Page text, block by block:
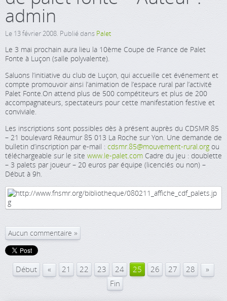
admin
Le 13 février 2008. Publié dans Palet
Le 3 mai prochain aura lieu la 10ème Coupe de France de Palet
Fonte à Luçon (salle polyvalente).
Saluons l’initiative du club de Luçon, qui accueille cet événement et
compte promouvoir ainsi l’animation de l’espace rural par l’activité
Palet Fonte.On attend plus de 500 compétiteurs et plus de 200
accompagnateurs, spectateurs pour cette manifestation festive et
conviviale.
Les inscriptions sont possibles dès à présent auprès du CDSMR 85
– 21 boulevard Réaumur 85 013 La Roche sur Yon. Une demande de
bulletin d’inscription par e-mail : cdsmr.85@mouvement-rural.org ou
téléchargeable sur le site www.le-palet.com Cadre du jeu : doublette
– 3 palets par joueur – 20 euros par équipe (licenciés ou non) –
Début à 9h.
Aucun commentaire
Début « 21 22 23 24 25 26 27 28 »
Fin